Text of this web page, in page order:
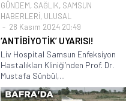
GÜNDEM, SAĞLIK, SAMSUN
HABERLERİ, ULUSAL
28 Kasım 2024 20:49
‘ANTİBİYOTİK’ UYARISI!
Liv Hospital Samsun Enfeksiyon
Hastalıkları Kliniği’nden Prof. Dr.
Mustafa Sünbül,...